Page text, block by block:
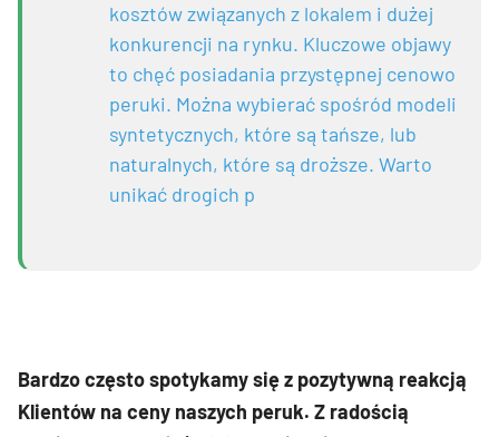
kosztów związanych z lokalem i dużej
konkurencji na rynku. Kluczowe objawy
to chęć posiadania przystępnej cenowo
peruki. Można wybierać spośród modeli
syntetycznych, które są tańsze, lub
naturalnych, które są droższe. Warto
unikać drogich p
Bardzo często spotykamy się z pozytywną reakcją
Klientów na ceny naszych peruk. Z radością